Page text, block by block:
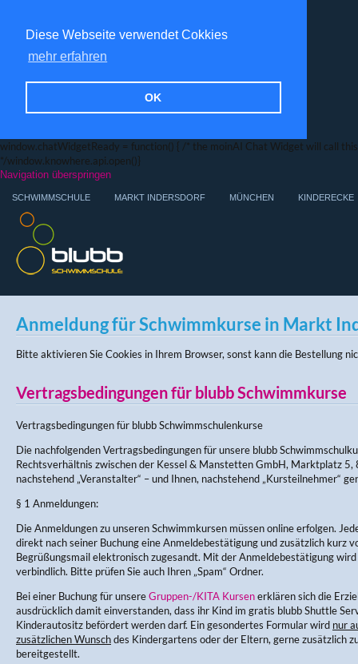
Diese Webseite verwendet Cokkies
mehr erfahren
OK
window.chatWidgetReady = function() { /* the moinAI Chat Widget will call
*/window.knowhere.api.open()}
Navigation überspringen
SCHWIMMSCHULE MARKT INDERSDORF MÜNCHEN KINDERECKE
Anmeldung für Schwimmkurse in Markt
Bitte aktivieren Sie Cookies in Ihrem Browser, sonst kann die Bestellung
Vertragsbedingungen für blubb Schwimmkurse
Vertragsbedingungen für blubb Schwimmschulenkurse
Die nachfolgenden Vertragsbedingungen für unsere blubb
Rechtsverhältnis zwischen der Kessel & Manstetten GmbH, Marktplatz
nachstehend „Veranstalter“ – und Ihnen, nachstehend „Kursteilnehmer“
§ 1 Anmeldungen:
Die Anmeldungen zu unseren Schwimmkursen müssen online erfolgen.
direkt nach seiner Buchung eine Anmeldebestätigung und zusätzlich kurz
Begrüßungsmail elektronisch zugesandt. Mit der Anmeldebestätigung
verbindlich. Bitte prüfen Sie auch Ihren „Spam“ Ordner.
Bei einer Buchung für unsereGruppen-/KITA Kursenerklären sich die
ausdrücklich damit einverstanden, dass ihr Kind im gratis blubb Shuttle
Kinderautositz befördert werden darf. Ein gesondertes Formular wird nur
zusätzlichen Wunschdes Kindergartens oder der Eltern, gerne zusätzlich
bereitgestellt.